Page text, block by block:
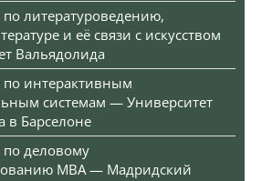
по литературоведению,
и её связи с искусством
Вальядолида
по интерактивным
системам — Университет
в Барселоне
по деловому
MBA — Мадридский